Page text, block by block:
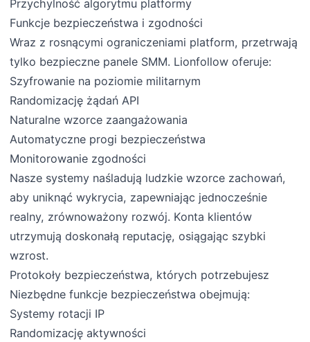
Przychylność algorytmu platformy
Funkcje bezpieczeństwa i zgodności
Wraz z rosnącymi ograniczeniami platform, przetrwają
tylko bezpieczne panele SMM. Lionfollow oferuje:
Szyfrowanie na poziomie militarnym
Randomizację żądań API
Naturalne wzorce zaangażowania
Automatyczne progi bezpieczeństwa
Monitorowanie zgodności
Nasze systemy naśladują ludzkie wzorce zachowań,
aby uniknąć wykrycia, zapewniając jednocześnie
realny, zrównoważony rozwój. Konta klientów
utrzymują doskonałą reputację, osiągając szybki
wzrost.
Protokoły bezpieczeństwa, których potrzebujesz
Niezbędne funkcje bezpieczeństwa obejmują:
Systemy rotacji IP
Randomizację aktywności